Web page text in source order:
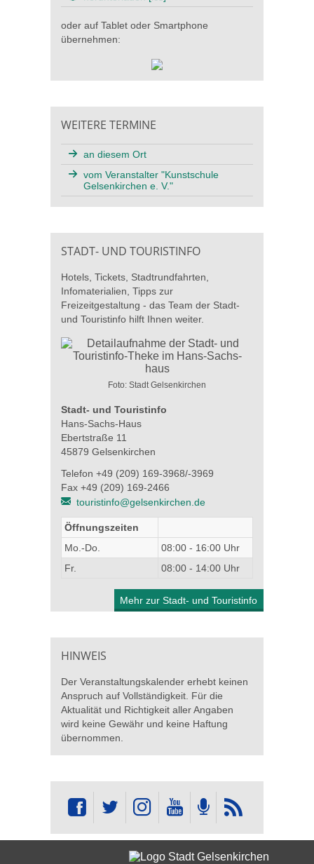
oder auf Tablet oder Smartphone
übernehmen:
WEITERE TERMINE
an diesem Ort
vom Veranstalter "Kunstschule
Gelsenkirchen e. V."
STADT- UND TOURISTINFO
Hotels, Tickets, Stadtrundfahrten,
Infomaterialien, Tipps zur
Freizeitgestaltung - das Team der Stadt-
und Touristinfo hilft Ihnen weiter.
Foto: Stadt Gelsenkirchen
Stadt- und Touristinfo
Hans-Sachs-Haus
Ebertstraße 11
45879 Gelsenkirchen
Telefon +49 (209) 169-3968/-3969
Fax +49 (209) 169-2466
touristinfo@gelsenkirchen.de
Öffnungszeiten
Mo.-Do.
08:00 - 16:00 Uhr
Fr.
08:00 - 14:00 Uhr
Mehr zur Stadt- und Touristinfo
HINWEIS
Der Veranstaltungskalender erhebt keinen
Anspruch auf Vollständigkeit. Für die
Aktualität und Richtigkeit aller Angaben
wird keine Gewähr und keine Haftung
übernommen.